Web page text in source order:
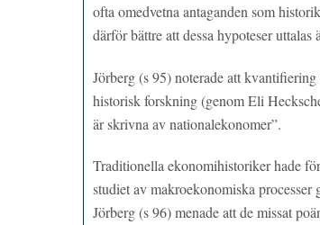
ofta omedvetna antaganden som
därför bättre att dessa hypoteser
Jörberg (s 95) noterade att
historisk forskning (genom Eli
är skrivna av nationalekonomer”.
Traditionella ekonomihistoriker hade
studiet av makroekonomiska
Jörberg (s 96) menade att de missat